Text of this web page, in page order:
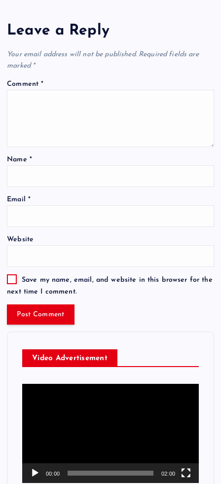
Leave a Reply
Your email address will not be published. Required fields are
marked *
Comment*
Name *
Email *
Website
Save my name, email, and website in this browser for the
next time I comment.
Video Advertisement
00:00 02:00